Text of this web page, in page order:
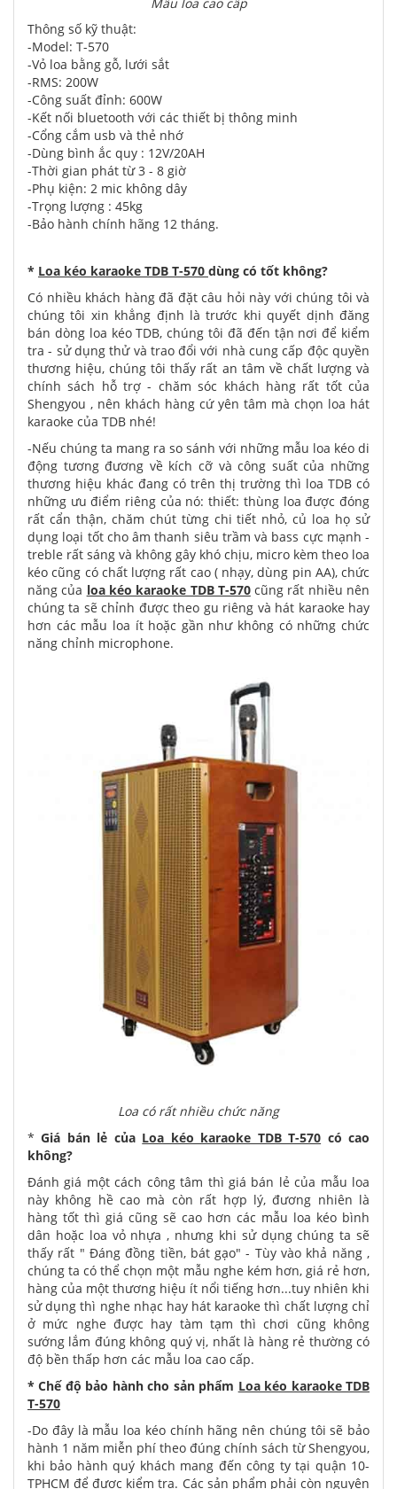
Thông số kỹ thuật:
-Model: T-570
-Vỏ loa bằng gỗ, lưới sắt
-RMS: 200W
-Công suất đỉnh: 600W
-Kết nối bluetooth với các thiết bị thông minh
-Cổng cắm usb và thẻ nhớ
-Dùng bình ắc quy : 12V/20AH
-Thời gian phát từ 3 - 8 giờ
-Phụ kiện: 2 mic không dây
-Trọng lượng : 45kg
-Bảo hành chính hãng 12 tháng.
* Loa kéo karaoke TDB T-570 dùng có tốt không?
Có nhiều khách hàng đã đặt câu hỏi này với chúng tôi và
chúng tôi xin khẳng định là trước khi quyết dịnh đăng
bán dòng loa kéo TDB, chúng tôi đã đến tận nơi để kiểm
tra - sử dụng thử và trao đổi với nhà cung cấp độc quyền
thương hiệu, chúng tôi thấy rất an tâm về chất lượng và
chính sách hỗ trợ - chăm sóc khách hàng rất tốt của
Shengyou , nên khách hàng cứ yên tâm mà chọn loa hát
karaoke của TDB nhé!
-Nếu chúng ta mang ra so sánh với những mẫu loa kéo di
động tương đương về kích cỡ và công suất của những
thương hiệu khác đang có trên thị trường thì loa TDB có
những ưu điểm riêng của nó: thiết: thùng loa được đóng
rất cẩn thận, chăm chút từng chi tiết nhỏ, củ loa họ sử
dụng loại tốt cho âm thanh siêu trầm và bass cực mạnh -
treble rất sáng và không gây khó chịu, micro kèm theo loa
kéo cũng có chất lượng rất cao ( nhạy, dùng pin AA), chức
năng của loa kéo karaoke TDB T-570cũng rất nhiều nên
chúng ta sẽ chỉnh được theo gu riêng và hát karaoke hay
hơn các mẫu loa ít hoặc gần như không có những chức
năng chỉnh microphone.
Loa có rất nhiều chức năng
*Giá bán lẻ của Loa kéo karaoke TDB T-570 có cao
không?
Đánh giá một cách công tâm thì giá bán lẻ của mẫu loa
này không hề cao mà còn rất hợp lý, đương nhiên là
hàng tốt thì giá cũng sẽ cao hơn các mẫu loa kéo bình
dân hoặc loa vỏ nhựa , nhưng khi sử dụng chúng ta sẽ
thấy rất " Đáng đồng tiền, bát gạo" - Tùy vào khả năng ,
chúng ta có thể chọn một mẫu nghe kém hơn, giá rẻ hơn,
hàng của một thương hiệu ít nổi tiếng hơn...tuy nhiên khi
sử dụng thì nghe nhạc hay hát karaoke thì chất lượng chỉ
ở mức nghe được hay tàm tạm thì chơi cũng không
sướng lắm đúng không quý vị, nhất là hàng rẻ thường có
độ bền thấp hơn các mẫu loa cao cấp.
* Chế độ bảo hành cho sản phẩm Loa kéo karaoke TDB
T-570
-Do đây là mẫu loa kéo chính hãng nên chúng tôi sẽ bảo
hành 1 năm miễn phí theo đúng chính sách từ Shengyou,
khi bảo hành quý khách mang đến công ty tại quận 10-
TPHCM để được kiểm tra. Các sản phẩm phải còn nguyên